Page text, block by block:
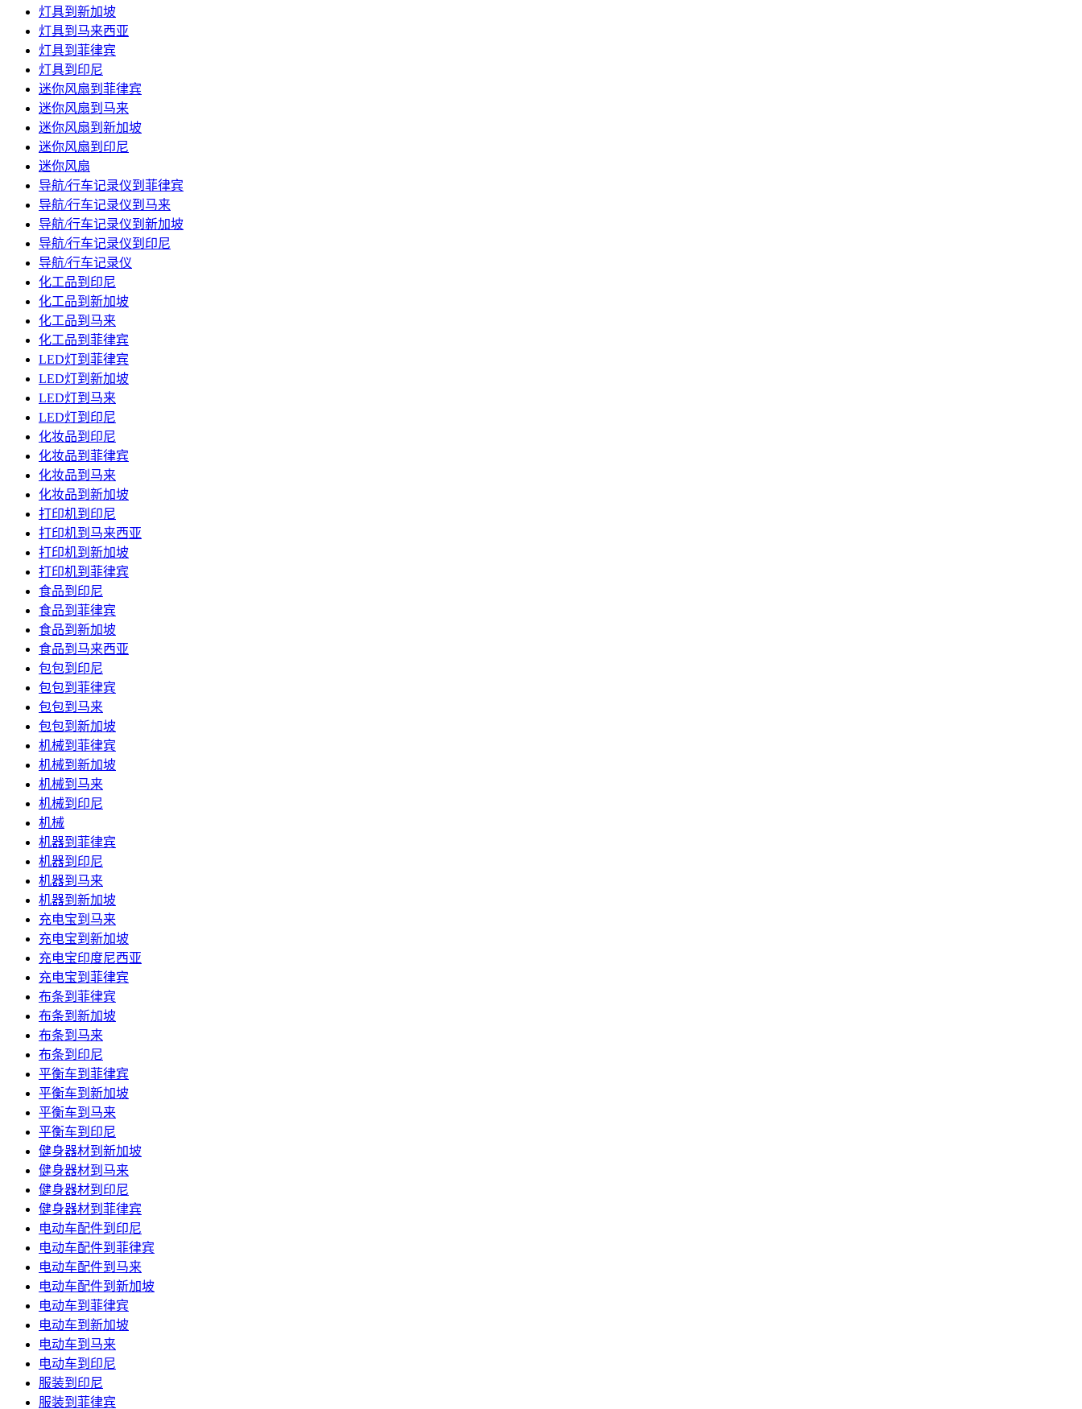
灯具到新加坡
灯具到马来西亚
灯具到菲律宾
灯具到印尼
迷你风扇到菲律宾
迷你风扇到马来
迷你风扇到新加坡
迷你风扇到印尼
迷你风扇
导航/行车记录仪到菲律宾
导航/行车记录仪到马来
导航/行车记录仪到新加坡
导航/行车记录仪到印尼
导航/行车记录仪
化工品到印尼
化工品到新加坡
化工品到马来
化工品到菲律宾
LED灯到菲律宾
LED灯到新加坡
LED灯到马来
LED灯到印尼
化妆品到印尼
化妆品到菲律宾
化妆品到马来
化妆品到新加坡
打印机到印尼
打印机到马来西亚
打印机到新加坡
打印机到菲律宾
食品到印尼
食品到菲律宾
食品到新加坡
食品到马来西亚
包包到印尼
包包到菲律宾
包包到马来
包包到新加坡
机械到菲律宾
机械到新加坡
机械到马来
机械到印尼
机械
机器到菲律宾
机器到印尼
机器到马来
机器到新加坡
充电宝到马来
充电宝到新加坡
充电宝印度尼西亚
充电宝到菲律宾
布条到菲律宾
布条到新加坡
布条到马来
布条到印尼
平衡车到菲律宾
平衡车到新加坡
平衡车到马来
平衡车到印尼
健身器材到新加坡
健身器材到马来
健身器材到印尼
健身器材到菲律宾
电动车配件到印尼
电动车配件到菲律宾
电动车配件到马来
电动车配件到新加坡
电动车到菲律宾
电动车到新加坡
电动车到马来
电动车到印尼
服装到印尼
服装到菲律宾